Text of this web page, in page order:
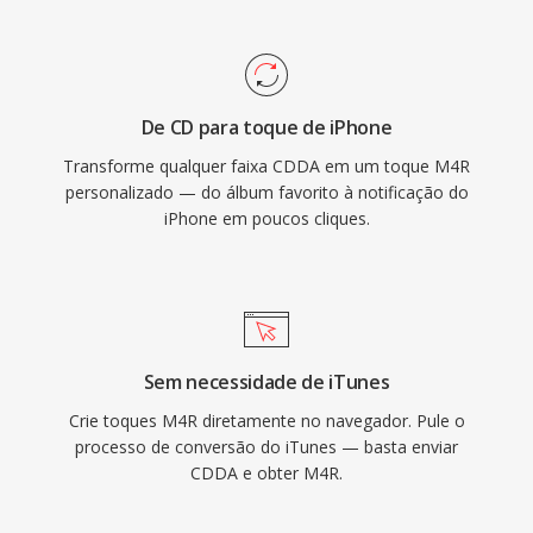
integra às configurações do iOS para
chamadas, alarmes é alertas por contato. Às
vantagens práticas incluem implantação
facilitada em qualquer iPhone por meio de
sincronizacao iTunes ou AirDrop, reprodução
de alta qualidade do codec AAC mesmo em
específicos para identificacao instantânea do
De CD para toque de iPhone
Transforme qualquer faixa CDDA em um toque M4R
personalizado — do álbum favorito à notificação do
iPhone em poucos cliques.
Sem necessidade de iTunes
Crie toques M4R diretamente no navegador. Pule o
processo de conversão do iTunes — basta enviar
CDDA e obter M4R.